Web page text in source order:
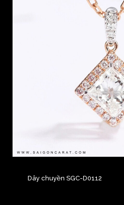
Dây chuyền SGC-D0112